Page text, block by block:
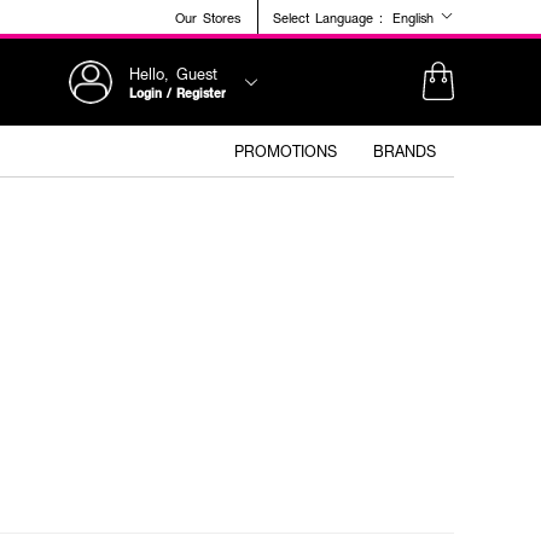
Our Stores Select Language : English
Hello, Guest
Login / Register
PROMOTIONS BRANDS